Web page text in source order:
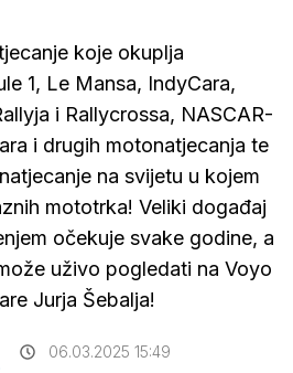
koje okuplja
1, Le Mansa, IndyCara,
i Rallycrossa, NASCAR-
i drugih motonatjecanja te
na svijetu u kojem
mototrka! Veliki događaj
očekuje svake godine, a
uživo pogledati na Voyo
Jurja Šebalja!
06.03.2025 15:49